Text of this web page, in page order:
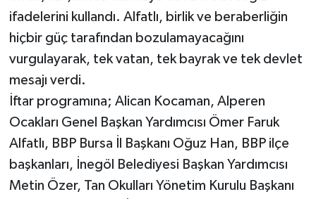
ifadelerini kullandı. Alfatlı, birlik ve beraberliğin
hiçbir güç tarafından bozulamayacağını
vurgulayarak, tek vatan, tek bayrak ve tek devlet
mesajı verdi.
İftar programına; Alican Kocaman, Alperen
Ocakları Genel Başkan Yardımcısı Ömer Faruk
Alfatlı, BBP Bursa İl Başkanı Oğuz Han, BBP ilçe
başkanları, İnegöl Belediyesi Başkan Yardımcısı
Metin Özer, Tan Okulları Yönetim Kurulu Başkanı